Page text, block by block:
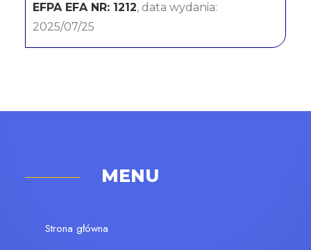
EFPA EFA NR: 1212, data wydania:
2025/07/25
MENU
Strona główna